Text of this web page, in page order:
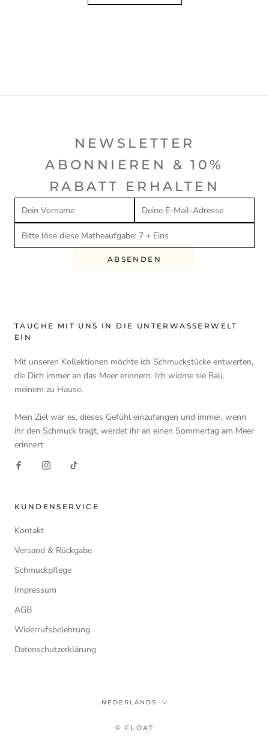
NEWSLETTER
ABONNIEREN & 10%
RABATT ERHALTEN
ABSENDEN
TAUCHE MIT UNS IN DIE UNTERWASSERWELT
EIN
Mit unseren Kollektionen möchte ich Schmuckstücke entwerfen,
die Dich immer an das Meer erinnern. Ich widme sie Bali,
meinem zu Hause.
Mein Ziel war es, dieses Gefühl einzufangen und immer, wenn
ihr den Schmuck tragt, werdet ihr an einen Sommertag am Meer
erinnert.
KUNDENSERVICE
Kontakt
Versand & Rückgabe
Schmuckpflege
Impressum
AGB
Widerrufsbelehrung
Datenschutzerklärung
Taal
NEDERLANDS
© FLOAT